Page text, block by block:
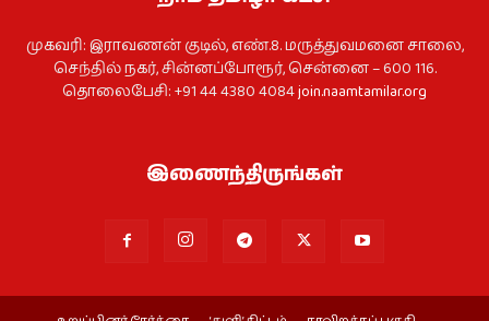
முகவரி: இராவணன் குடில், எண்.8. மருத்துவமனை சாலை,
செந்தில் நகர், சின்னப்போரூர், சென்னை – 600 116.
தொலைபேசி: +91 44 4380 4084join.naamtamilar.org
இணைந்திருங்கள்